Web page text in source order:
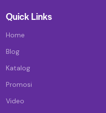
Quick Links
Home
Blog
Katalog
Promosi
Video